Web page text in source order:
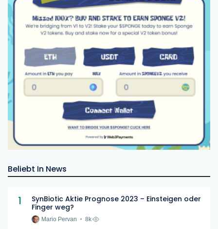
Beliebt In News
1
SynBiotic Aktie Prognose 2023 – Einsteigen oder
Finger weg?
Mario Pervan 8k